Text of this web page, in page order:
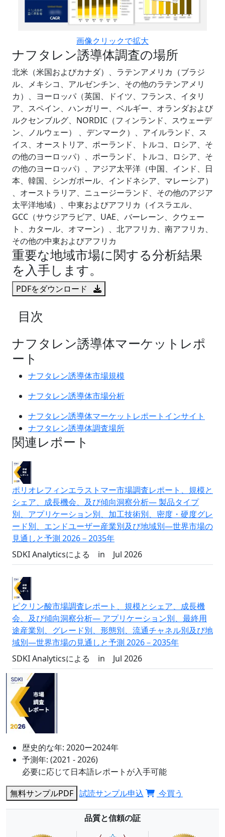
画像クリックで拡大
ナフタレン誘導体調査の場所
北米（米国およびカナダ）、ラテンアメリカ（ブラジ
ル、メキシコ、アルゼンチン、その他のラテンアメリ
カ）、ヨーロッパ（英国、ドイツ、フランス、イタリ
ア、スペイン、ハンガリー、ベルギー、オランダおよび
ルクセンブルグ、NORDIC（フィンランド、スウェーデ
ン、ノルウェー） 、デンマーク）、アイルランド、ス
イス、オーストリア、ポーランド、トルコ、ロシア、そ
の他のヨーロッパ）、ポーランド、トルコ、ロシア、そ
の他のヨーロッパ）、アジア太平洋（中国、インド、日
本、韓国、シンガポール、インドネシア、マレーシア）
、オーストラリア、ニュージーランド、その他のアジア
太平洋地域）、中東およびアフリカ（イスラエル、
GCC（サウジアラビア、UAE、バーレーン、クウェー
ト、カタール、オマーン）、北アフリカ、南アフリカ、
その他の中東およびアフリカ
重要な地域市場に関する分析結果
を入手します。
PDFをダウンロード
目次
ナフタレン誘導体マーケットレポ
ート
ナフタレン誘導体市場規模
ナフタレン誘導体市場分析
ナフタレン誘導体マーケットレポートインサイト
ナフタレン誘導体調査場所
関連レポート
ポリオレフィンエラストマー市場調査レポート、規模と
シェア、成長機会、及び傾向洞察分析― 製品タイプ
別、アプリケーション別、加工技術別、密度・硬度グレ
ード別、エンドユーザー産業別及び地域別―世界市場の
見通しと予測 2026－2035年
SDKI Analyticsによる
in Jul 2026
ピクリン酸市場調査レポート、規模とシェア、成長機
会、及び傾向洞察分析― アプリケーション別、最終用
途産業別、グレード別、形態別、流通チャネル別及び地
域別―世界市場の見通しと予測 2026－2035年
SDKI Analyticsによる
in Jul 2026
歴史的な年: 2020ー2024年
予測年: (2021 - 2026)
必要に応じて日本語レポートが入手可能
無料サンプルPDF 試読サンプル申込 今買う
品質と信頼の証